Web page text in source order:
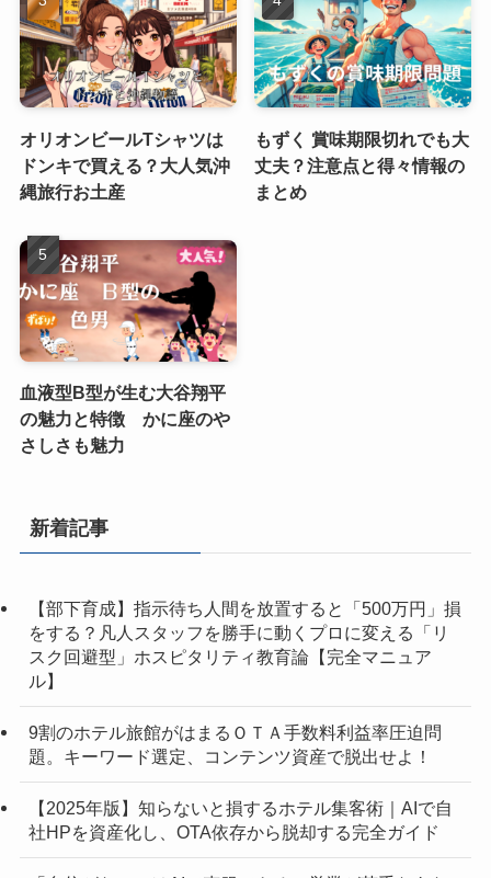
オリオンビールTシャツは
ドンキで買える？大人気沖
縄旅行お土産
もずく 賞味期限切れでも大
丈夫？注意点と得々情報の
まとめ
血液型B型が生む大谷翔平
の魅力と特徴 かに座のや
さしさも魅力
新着記事
【部下育成】指示待ち人間を放置すると「500万円」損
をする？凡人スタッフを勝手に動くプロに変える「リ
スク回避型」ホスピタリティ教育論【完全マニュア
ル】
9割のホテル旅館がはまるＯＴＡ手数料利益率圧迫問
題。キーワード選定、コンテンツ資産で脱出せよ！
【2025年版】知らないと損するホテル集客術｜AIで自
社HPを資産化し、OTA依存から脱却する完全ガイド